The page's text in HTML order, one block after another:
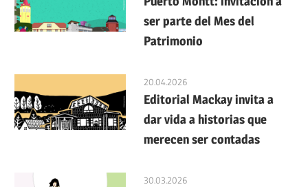
ser parte del Mes del
Patrimonio
20.04.2026
Editorial Mackay invita a
dar vida a historias que
merecen ser contadas
30.03.2026